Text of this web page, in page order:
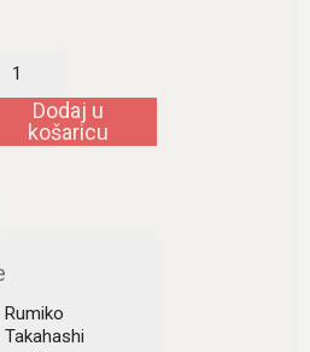
Dodaj u
košaricu
Rumiko
Takahashi